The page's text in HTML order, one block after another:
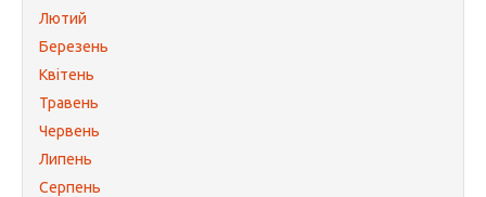
Лютий
Березень
Квітень
Травень
Червень
Липень
Серпень